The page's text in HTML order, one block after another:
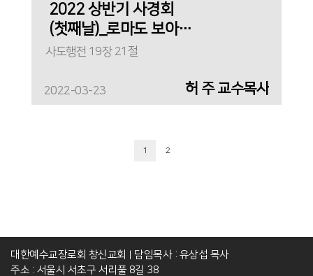
2022 상반기 사경회
(첫째날)_로마도 보아야
하리라
사도행전 19장 21절
2022-03-23 허 주 교수목사
1 2
대한예수교장로회 창신교회
담임목사 : 유상섭 목사
주소 : 서울시 서초구 서리풀 8길 38